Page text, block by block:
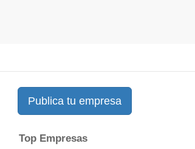
Publica tu empresa
Top Empresas